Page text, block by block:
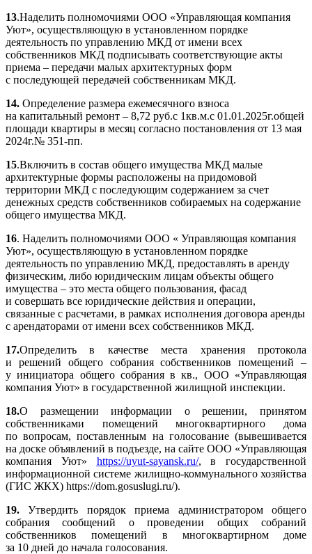
13.Наделить полномочиями ООО «Управляющая компания
Уют», осуществляющую в установленном порядке
деятельность по управлению МКД от имени всех
собственников МКД подписывать соответствующие акты
приема – передачи малых архитектурных форм
с последующей передачей собственникам МКД.
14. Определение размера ежемесячного взноса
на капитальный ремонт – 8,72 руб.с 1кв.м.с 01.01.2025г.общей
площади квартиры в месяц согласно постановления от 13 мая
2024г.№ 351-пп.
15.Включить в состав общего имущества МКД малые
архитектурные формы расположены на придомовой
территории МКД с последующим содержанием за счет
денежных средств собственников собираемых на содержание
общего имущества МКД.
16. Наделить полномочиями ООО « Управляющая компания
Уют», осуществляющую в установленном порядке
деятельность по управлению МКД, предоставлять в аренду
физическим, либо юридическим лицам объекты общего
имущества – это места общего пользования, фасад
и совершать все юридические действия и операции,
связанные с расчетами, в рамках исполнения договора аренды
с арендаторами от имени всех собственников МКД.
17.Определить в качестве места хранения протокола
и решений общего собрания собственников помещений –
у инициатора общего собрания в кв., ООО «Управляющая
компания Уют» в государственной жилищной инспекции.
18.О размещении информации о решении, принятом
собственниками помещений многоквартирного дома
по вопросам, поставленным на голосование (вывешивается
на доске объявлений в подъезде, на сайте ООО «Управляющая
компания Уют» https://uyut-sayansk.ru/, в государственной
информационной системе жилищно-коммунального хозяйства
(ГИС ЖКХ) https://dom.gosuslugi.ru/).
19. Утвердить порядок приема администратором общего
собрания сообщений о проведении общих собраний
собственников помещений в многоквартирном доме
за 10 дней до начала голосования.